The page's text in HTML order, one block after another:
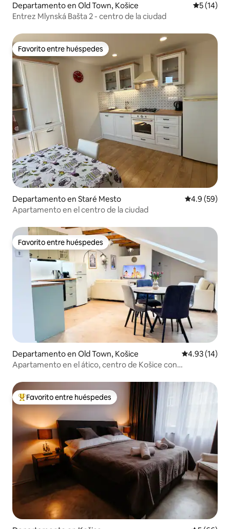
Departamento en Old Town, Košice
5 (14)
Entrez Mlynská Bašta 2 - centro de la ciudad
Favorito entre huéspedes
Favorito entre huéspedes
Departamento en Staré Mesto Calificación
4.9 (59)
Apartamento en el centro de la ciudad
Favorito entre huéspedes
Favorito entre huéspedes
Departamento en Old Town, Košice Calificación
4.93 (14)
Apartamento en el ático, centro de Košice con
De los mejores en Favorito entre huéspedes
Favorito entre huéspedes